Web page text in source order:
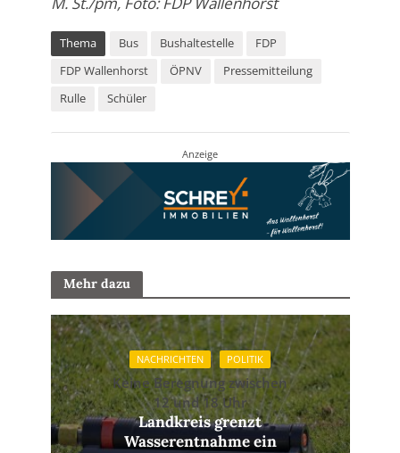
Thema Bus Bushaltestelle
FDP
FDP Wallenhorst
ÖPNV
Pressemitteilung
Rulle
Schüler
Anzeige
Mehr dazu
NACHRICHTEN POLITIK
Keine Beregnung zwischen
12 und 18 Uhr
Landkreis grenzt
Wasserentnahme ein